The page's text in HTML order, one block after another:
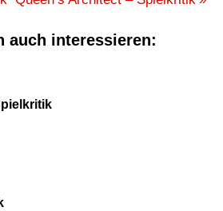
auch interessieren: